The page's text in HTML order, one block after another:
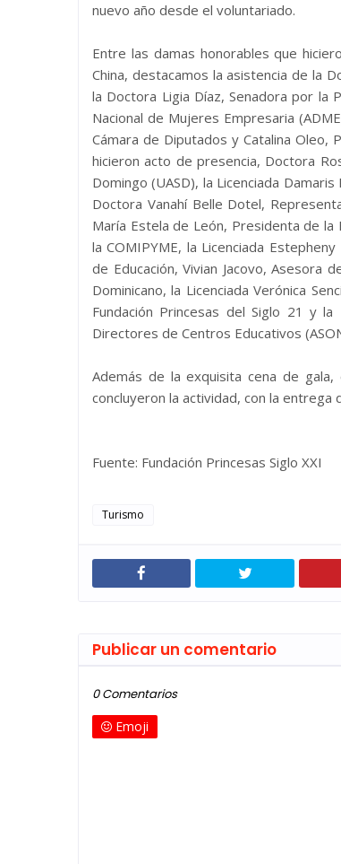
nuevo año desde el voluntariado.
Entre las damas honorables que
China, destacamos la asistencia de la
la Doctora Ligia Díaz, Senadora por la
Nacional de Mujeres Empresaria
Cámara de Diputados y Catalina Oleo,
hicieron acto de presencia, Doctora
Domingo (UASD), la Licenciada
Doctora Vanahí Belle Dotel,
María Estela de León, Presidenta de la
la COMIPYME, la Licenciada
de Educación, Vivian Jacovo, Asesora
Dominicano, la Licenciada Verónica
Fundación Princesas del Siglo 21 y la
Directores de Centros Educativos
Además de la exquisita cena de
concluyeron la actividad, con la
Fuente: Fundación Princesas Siglo XXI
Turismo
Publicar un comentario
0 Comentarios
Emoji